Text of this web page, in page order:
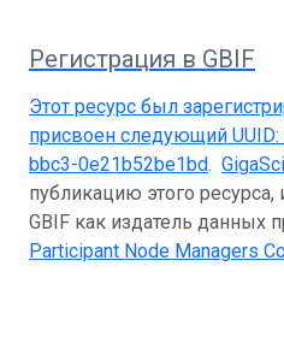
Регистрация в GBIF
Этот ресурс был
присвоен следующий UUID:
bbc3-0e21b52be1bd.
публикацию этого ресурса,
GBIF как издатель данных
Participant Node Managers